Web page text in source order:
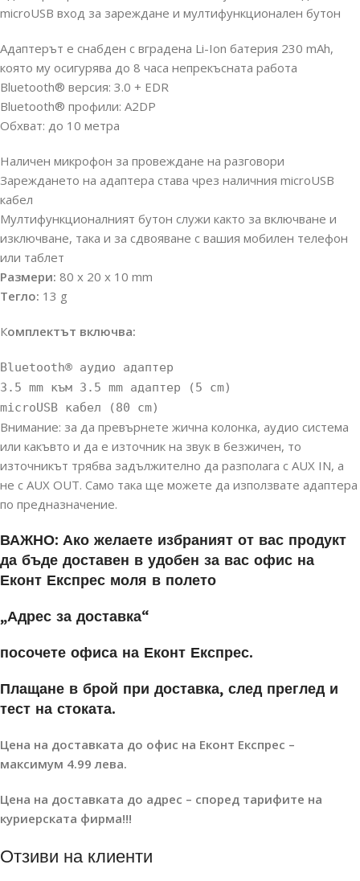
microUSB вход за зареждане и мултифункционален бутон
Адаптерът е снабден с вградена Li-Ion батерия 230 mAh,
която му осигурява до 8 часа непрекъсната работа
Bluetooth® версия: 3.0 + EDR
Bluetooth® профили: A2DP
Обхват: до 10 метра
Наличен микрофон за провеждане на разговори
Зареждането на адаптера става чрез наличния microUSB
кабел
Мултифункционалният бутон служи както за включване и
изключване, така и за сдвояване с вашия мобилен телефон
или таблет
Размери: 80 х 20 х 10 mm
Тегло: 13 g
Комплектът включва:
Bluetooth® аудио адаптер
3.5 mm към 3.5 mm адаптер (5 cm)
microUSB кабел (80 cm)
Внимание: за да превърнете жична колонка, аудио система
или какъвто и да е източник на звук в безжичен, то
източникът трябва задължително да разполага с AUX IN, а
не с AUX OUT. Само така ще можете да използвате адаптера
по предназначение.
ВАЖНО: Ако желаете избраният от вас продукт
да бъде доставен в удобен за вас офис на
Еконт Експрес моля в полето
„Адрес за доставка“
посочете офиса на Еконт Експрес.
Плащане в брой при доставка, след преглед и
тест на стоката.
Цена на доставката до офис на Еконт Експрес –
максимум 4.99 лева.
Цена на доставката до адрес – според тарифите на
куриерската фирма!!!
Отзиви на клиенти